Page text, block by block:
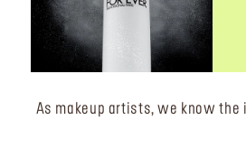
As makeup artists, we know